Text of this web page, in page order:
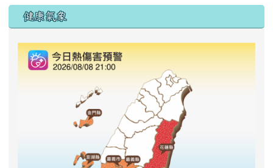
右邊區域內容
健康氣象